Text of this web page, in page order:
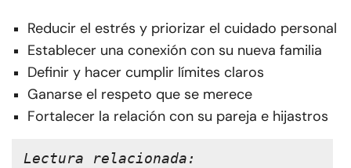
Reducir el estrés y priorizar el cuidado personal
Establecer una conexión con su nueva familia
Definir y hacer cumplir límites claros
Ganarse el respeto que se merece
Fortalecer la relación con su pareja e hijastros
Lectura relacionada: